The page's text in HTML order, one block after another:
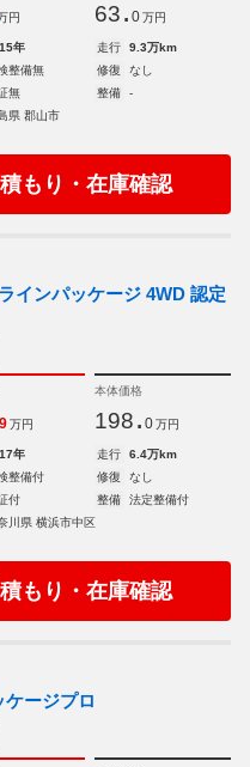
円 63. 0 万円
年 走行
9.3万km
整備無 修復
なし
無 整備
-
県 郡山市
もり・在庫確認
インパッケージ 4WD 認定
9 万円
本体価格
198. 0 万円
年 走行
6.4万km
整備付 修復
なし
付 整備
法定整備付
川県 横浜市中区
もり・在庫確認
ージプロ